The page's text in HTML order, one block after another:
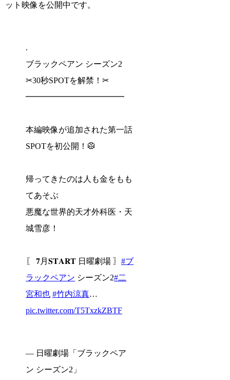
ット映像を公開中です。
.
ブラックペアン シーズン2
✂︎30秒SPOTを解禁！✂︎
━━━━━━━━━━━━
本編映像が追加された第一話
SPOTを初公開！🥼
帰ってきたのは人も金をもも
てあそぶ
悪魔な世界的天才外科医・天
城雪彦！
〖 𝟕月𝐒𝐓𝐀𝐑𝐓 日曜劇場 〗#ブ
ラックペアン シーズン2#二
宮和也 #竹内涼真…
pic.twitter.com/T5TxzkZBTF
— 日曜劇場「ブラックペア
ン シーズン2」